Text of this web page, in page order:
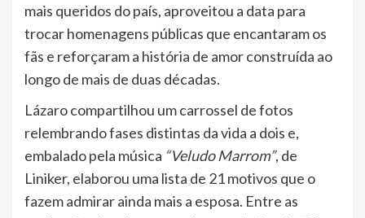
mais queridos do país, aproveitou a data para
trocar homenagens públicas que encantaram os
fãs e reforçaram a história de amor construída ao
longo de mais de duas décadas.
Lázaro compartilhou um carrossel de fotos
relembrando fases distintas da vida a dois e,
embalado pela música “Veludo Marrom”, de
Liniker, elaborou uma lista de 21 motivos que o
fazem admirar ainda mais a esposa. Entre as